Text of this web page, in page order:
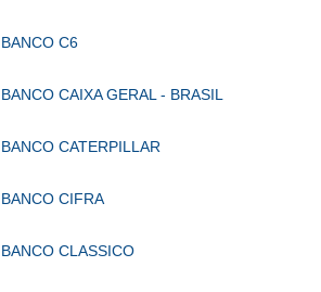
BANCO C6
BANCO CAIXA GERAL - BRASIL
BANCO CATERPILLAR
BANCO CIFRA
BANCO CLASSICO